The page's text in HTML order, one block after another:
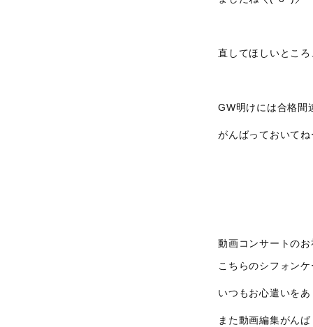
直してほしいとこ
GW明けには合格間
がんばっておいて
動画コンサートの
こちらのシフォン
いつもお心遣いを
また動画編集がん